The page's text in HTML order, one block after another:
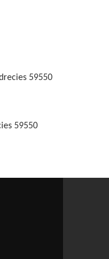
59550
59550